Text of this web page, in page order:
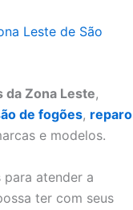
Leste de São
da Zona Leste,
de fogões, reparo
e modelos.
atender a
ter com seus